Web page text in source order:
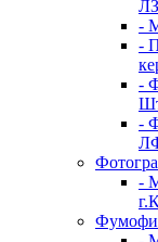
-
-
-
-
-